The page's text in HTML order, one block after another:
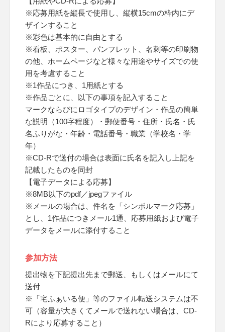
※応募用紙を縦長で使用し、縦横15cmの枠内にデ
ザインすること
※彩色は基本的に自由とする
※看板、ポスター、パンフレット、名刺等の印刷物
の他、ホームページなど様々な用途やサイズでの使
用を考慮すること
※1作品につき、1用紙とする
※作品ごとに、以下の事項を記入すること
マークならびにロゴタイプのデザイン・作品の簡単
な説明（100字程度）・郵便番号・住所・氏名・氏
名ふりがな・年齢・電話番号・職業（学校名・学
年）
※CD-Rで送付の場合は表面に氏名を記入し上記を
記載したものを同封
【電子データによる応募】
※8MB以下のpdf／jpegファイル
※メールの場合は、件名を「シンボルマーク応募」
とし、1作品につきメール1通、応募用紙および電子
データをメールに添付すること
参加方法
提出物を下記提出先まで郵送、もしくはメールにて
送付
※「宅ふぁいる便」等のファイル転送システムは不
可（容量が大きくてメールで送れない場合は、CD-
Rにより応募すること）